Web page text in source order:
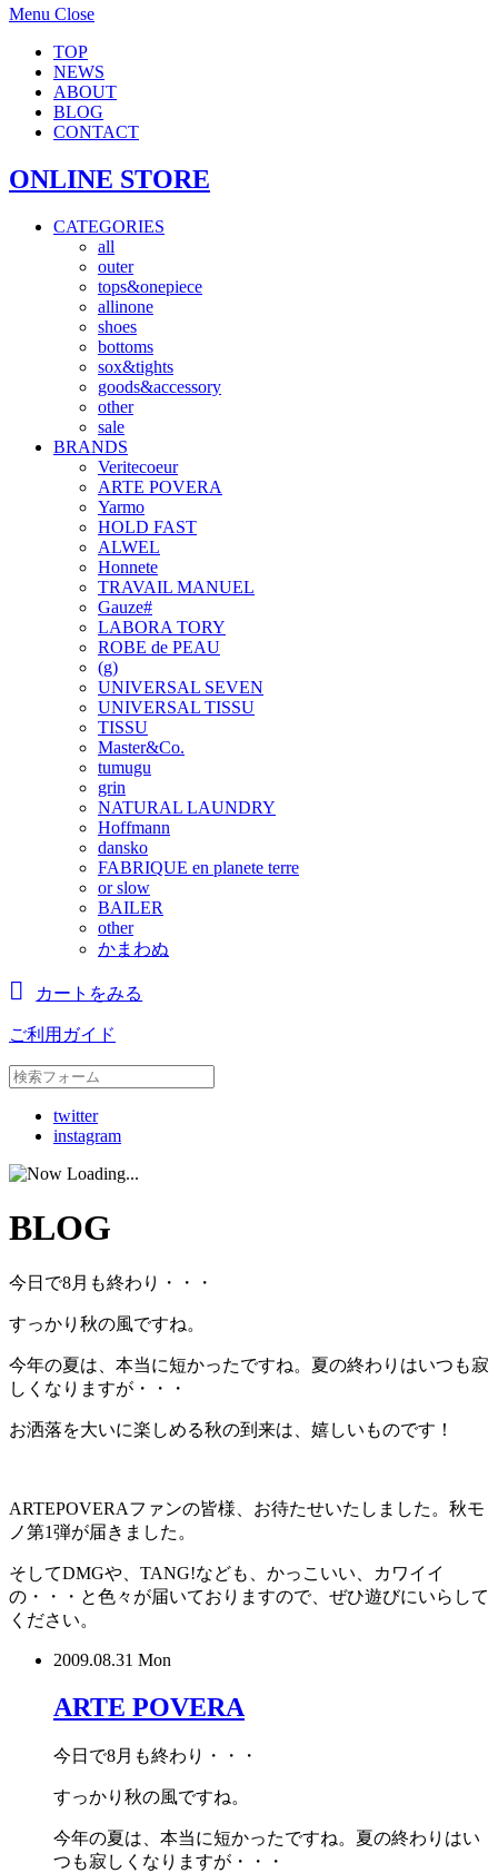
Menu Close
TOP
NEWS
ABOUT
BLOG
CONTACT
ONLINE STORE
CATEGORIES
all
outer
tops&onepiece
allinone
shoes
bottoms
sox&tights
goods&accessory
other
sale
BRANDS
Veritecoeur
ARTE POVERA
Yarmo
HOLD FAST
ALWEL
Honnete
TRAVAIL MANUEL
Gauze#
LABORA TORY
ROBE de PEAU
(g)
UNIVERSAL SEVEN
UNIVERSAL TISSU
TISSU
Master&Co.
tumugu
grin
NATURAL LAUNDRY
Hoffmann
dansko
FABRIQUE en planete terre
or slow
BAILER
other
かまわぬ
カートをみる
ご利用ガイド
twitter
instagram
BLOG
今日で8月も終わり・・・
すっかり秋の風ですね。
今年の夏は、本当に短かったですね。夏の終わりはいつも寂
しくなりますが・・・
お洒落を大いに楽しめる秋の到来は、嬉しいものです！
ARTEPOVERAファンの皆様、お待たせいたしました。秋モ
ノ第1弾が届きました。
そしてDMGや、TANG!なども、かっこいい、カワイイ
の・・・と色々が届いておりますので、ぜひ遊びにいらして
ください。
2009.08.31 Mon
ARTE POVERA
今日で8月も終わり・・・
すっかり秋の風ですね。
今年の夏は、本当に短かったですね。夏の終わりはい
つも寂しくなりますが・・・